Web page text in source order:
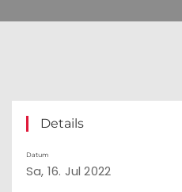
Details
Datum
Sa, 16. Jul 2022